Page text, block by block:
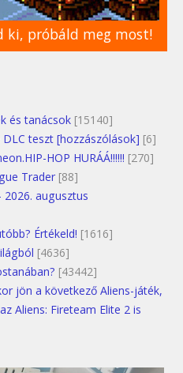
ki, próbáld meg most!
és tanácsok [15140]
teszt [hozzászólások] [6]
HOP HURÁÁ!!!!!! [270]
Trader [88]
augusztus
Értékeld! [1616]
[4636]
[43442]
jön a következő Aliens-játék,
Aliens: Fireteam Elite 2 is